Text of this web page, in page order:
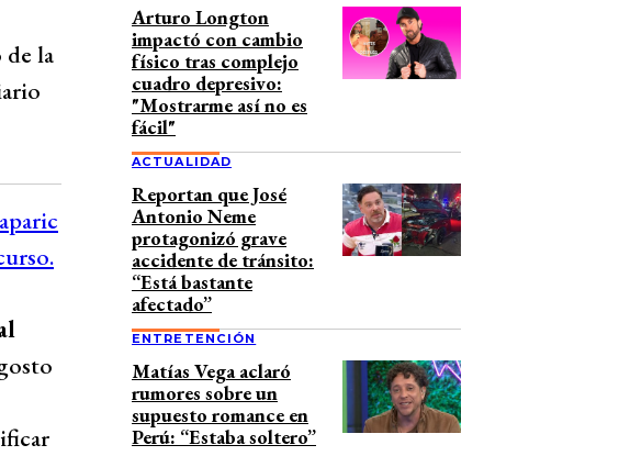
la
Arturo Longton
impactó con cambio
físico tras complejo
cuadro depresivo:
"Mostrarme así no es
fácil"
ACTUALIDAD
Reportan que José
Antonio Neme
protagonizó grave
accidente de tránsito:
“Está bastante
afectado”
ENTRETENCIÓN
Matías Vega aclaró
rumores sobre un
supuesto romance en
Perú: “Estaba soltero”